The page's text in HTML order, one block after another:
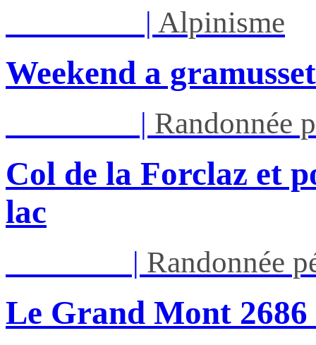
| Alpinisme
Weekend a gramusset
| Randonnée
Col de la Forclaz et
lac
| Randonnée
Le Grand Mont